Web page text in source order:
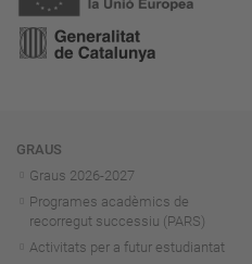
Navegació
GRAUS
Graus 2026-2027
Programes acadèmics de
recorregut successiu (PARS)
Activitats per a futur estudiantat